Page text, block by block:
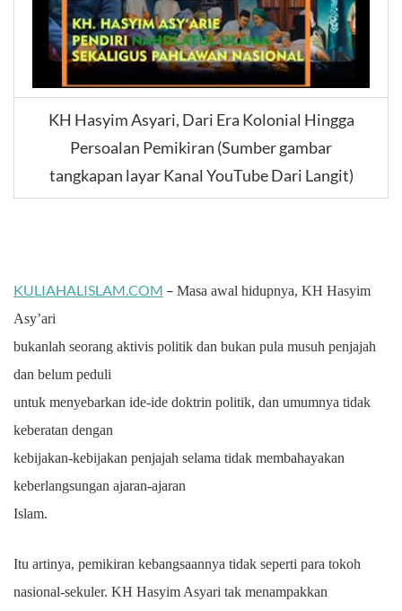
KH Hasyim Asyari, Dari Era Kolonial Hingga
Persoalan Pemikiran (Sumber gambar
tangkapan layar Kanal YouTube Dari Langit)
KULIAHALISLAM.COM – Masa awal hidupnya, KH Hasyim
Asy’ari
bukanlah seorang aktivis politik dan bukan pula musuh penjajah
dan belum peduli
untuk menyebarkan ide-ide doktrin politik, dan umumnya tidak
keberatan dengan
kebijakan-kebijakan penjajah selama tidak membahayakan
keberlangsungan ajaran-ajaran
Islam.
Itu artinya, pemikiran kebangsaannya tidak seperti para tokoh
nasional-sekuler. KH Hasyim Asyari tak menampakkan